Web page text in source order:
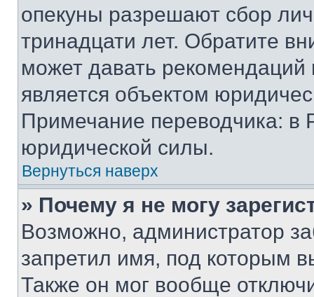
опекуны разрешают сбор
тринадцати лет. Обратите
может давать
является объектом
Примечание переводчика: в
юридической силы.
Вернуться наверх
» Почему я не могу
Возможно, администратор
запретил имя, под которым
Также он мог вообще